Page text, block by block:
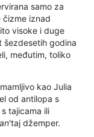
samo za
čizme iznad
visoke i duge
šezdesetih godina
međutim, toliko
kao Julia
od antilopa s
tajicama ili
'taj džemper.